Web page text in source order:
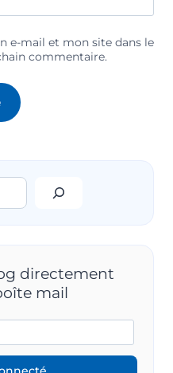
e-mail et mon site dans le
commentaire.
directement
mail